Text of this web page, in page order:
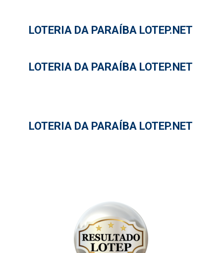
LOTERIA DA PARAÍBA LOTEP.NET
LOTERIA DA PARAÍBA LOTEP.NET
LOTERIA DA PARAÍBA LOTEP.NET